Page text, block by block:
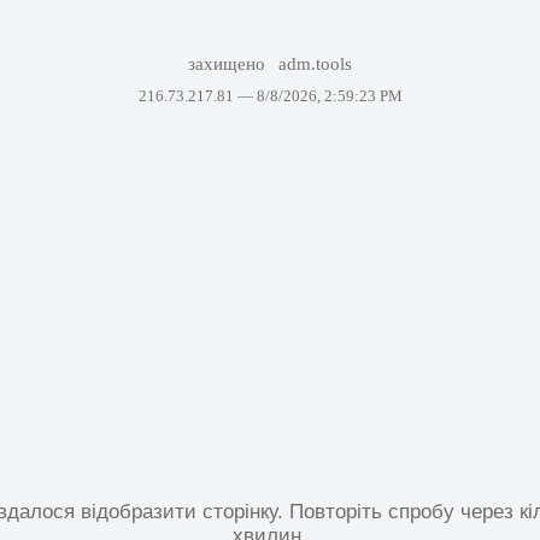
захищено adm.tools
216.73.217.81 — 8/8/2026, 2:59:23 PM
відобразити сторінку. Повторіть спробу через